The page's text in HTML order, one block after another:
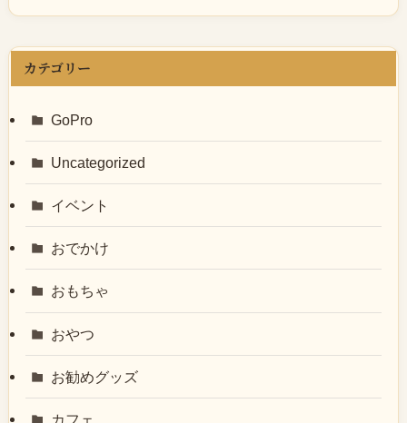
カテゴリー
GoPro
Uncategorized
イベント
おでかけ
おもちゃ
おやつ
お勧めグッズ
カフェ